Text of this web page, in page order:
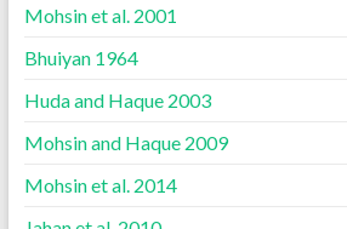
Mohsin et al. 2001
Bhuiyan 1964
Huda and Haque 2003
Mohsin and Haque 2009
Mohsin et al. 2014